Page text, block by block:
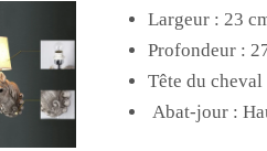
Largeur : 23
Profondeur :
Tête du
Abat-jour :